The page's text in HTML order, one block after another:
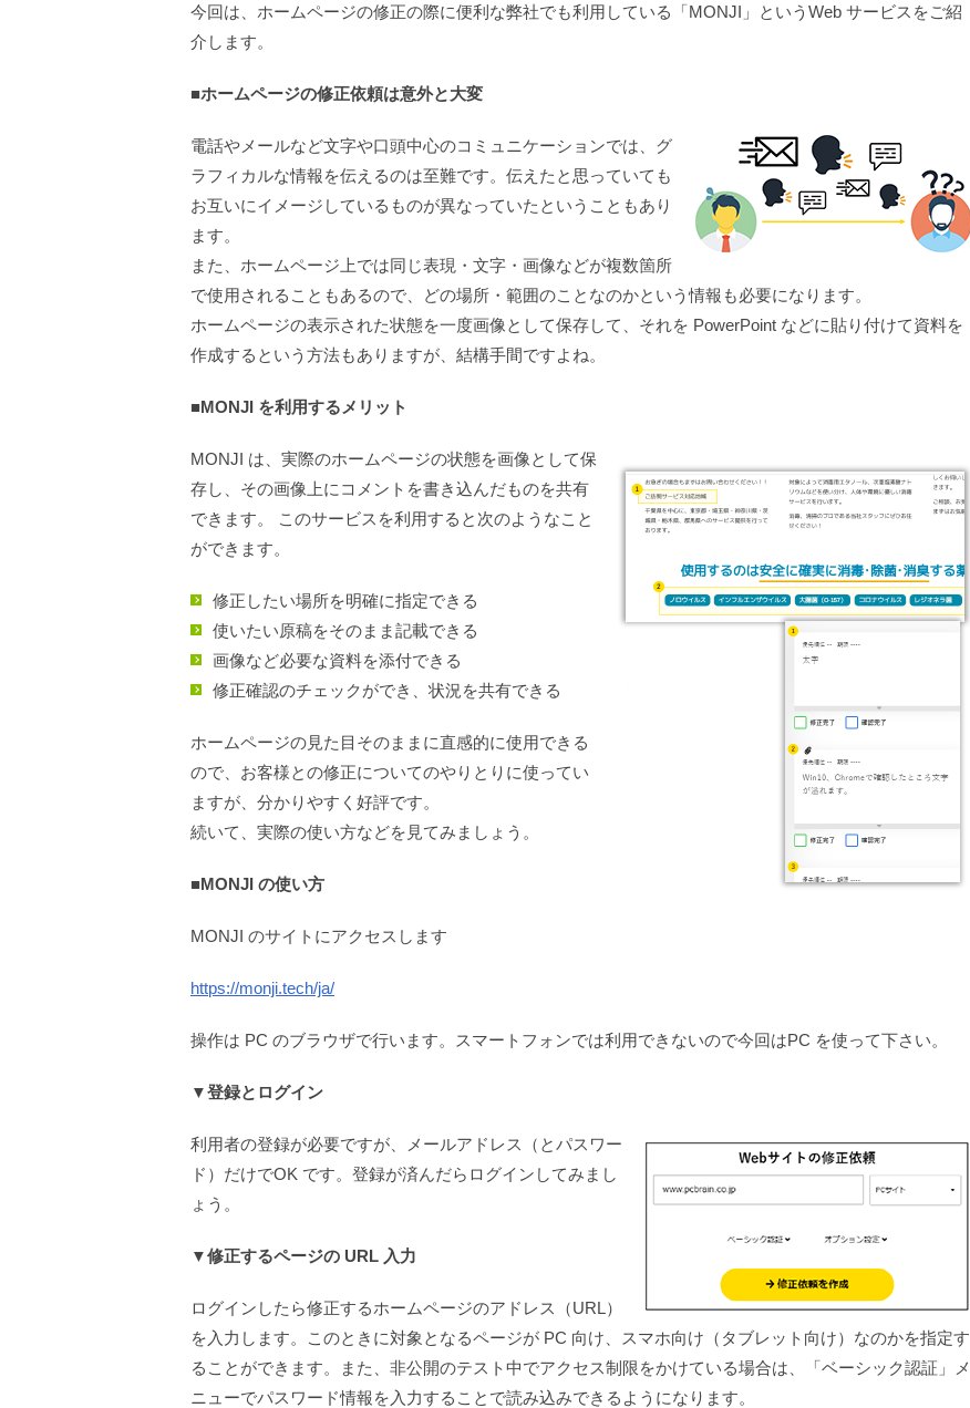
今回は、ホームページの修正の際に便利な弊社でも利用している「MONJI」というWeb サービスをご紹
介します。
■ホームページの修正依頼は意外と大変
電話やメールなど文字や口頭中心のコミュニケーションでは、グ
ラフィカルな情報を伝えるのは至難です。伝えたと思っていても
お互いにイメージしているものが異なっていたということもあり
ます。
また、ホームページ上では同じ表現・文字・画像などが複数箇所
で使用されることもあるので、どの場所・範囲のことなのかという情報も必要になります。
ホームページの表示された状態を一度画像として保存して、それを PowerPoint などに貼り付けて資料を
作成するという方法もありますが、結構手間ですよね。
■MONJI を利用するメリット
MONJI は、実際のホームページの状態を画像として保
存し、その画像上にコメントを書き込んだものを共有
できます。 このサービスを利用すると次のようなこと
ができます。
修正したい場所を明確に指定できる
使いたい原稿をそのまま記載できる
画像など必要な資料を添付できる
修正確認のチェックができ、状況を共有できる
ホームページの見た目そのままに直感的に使用できる
ので、お客様との修正についてのやりとりに使ってい
ますが、分かりやすく好評です。
続いて、実際の使い方などを見てみましょう。
■MONJI の使い方
MONJI のサイトにアクセスします
https://monji.tech/ja/
操作は PC のブラウザで行います。スマートフォンでは利用できないので今回はPC を使って下さい。
▼登録とログイン
利用者の登録が必要ですが、メールアドレス（とパスワー
ド）だけでOK です。登録が済んだらログインしてみまし
ょう。
▼修正するページの URL 入力
ログインしたら修正するホームページのアドレス（URL）
を入力します。このときに対象となるページが PC 向け、スマホ向け（タブレット向け）なのかを指定す
ることができます。また、非公開のテスト中でアクセス制限をかけている場合は、「ベーシック認証」メ
ニューでパスワード情報を入力することで読み込みできるようになります。